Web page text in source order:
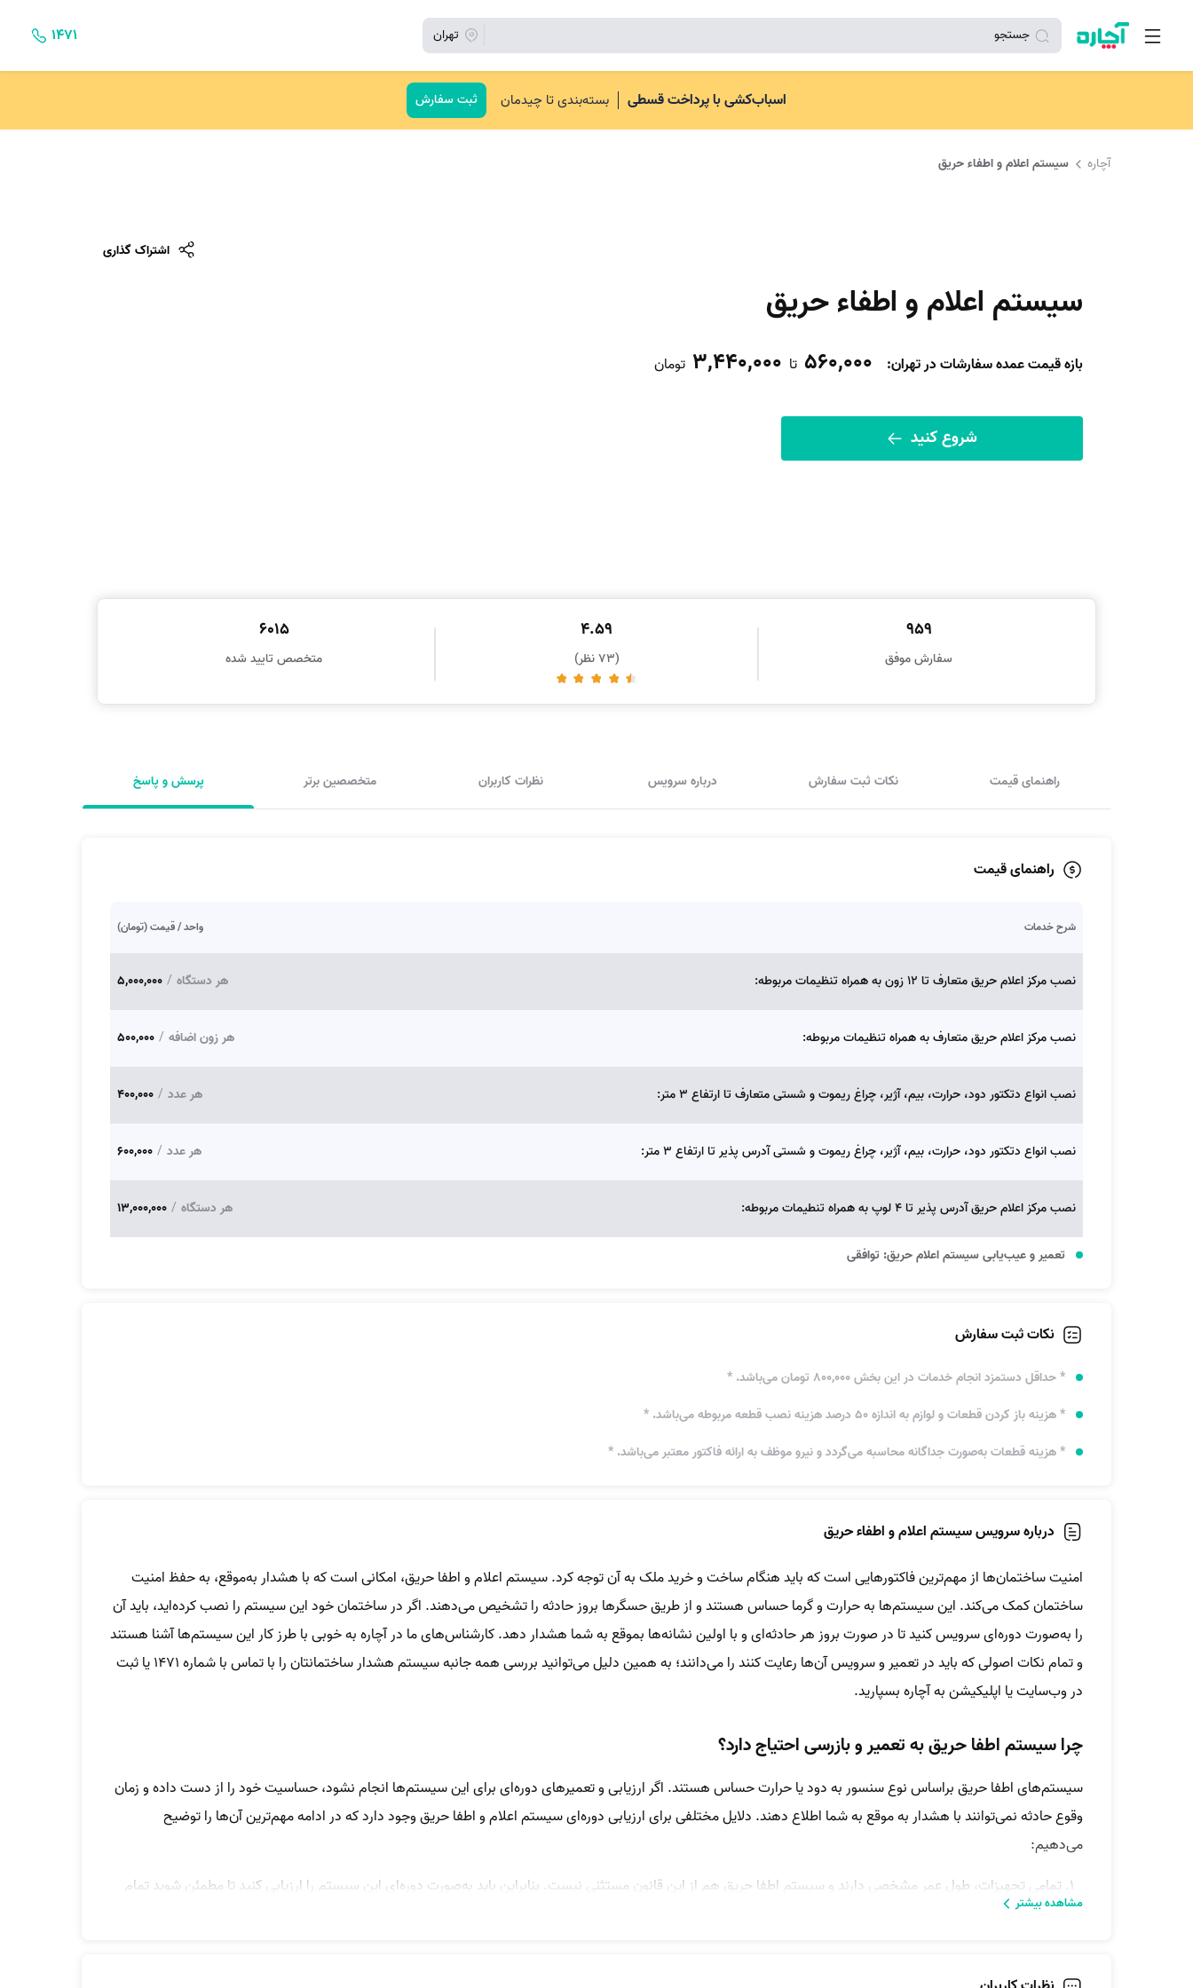
جستجو تهران ۱۴۷۱
اسباب‌کشی با پرداخت قسطی بسته‌بندی تا چیدمان ثبت سفارش
آچاره سیستم اعلام و اطفاء حریق
اشتراک گذاری
سیستم اعلام و اطفاء حریق
بازه قیمت عمده سفارشات در تهران: 560,000 تا 3,440,000 تومان
شروع کنید
959
سفارش موفق
4.59
(73 نظر)
6015
متخصص تایید شده
راهنمای قیمت نکات ثبت سفارش درباره سرویس نظرات کاربران متخصصین برتر پرسش و پاسخ
راهنمای قیمت
شرح خدمات واحد / قیمت (تومان)
نصب مرکز اعلام حریق متعارف تا 12 زون به همراه تنظیمات مربوطه: هر دستگاه /
5,000,000
نصب مرکز اعلام حریق متعارف به همراه تنظیمات مربوطه: هر زون اضافه /
500,000
نصب انواع دتکتور دود، حرارت، بیم، آژیر، چراغ ریموت و شستی متعارف تا ارتفاع 3 متر: هر عدد /
400,000
نصب انواع دتکتور دود، حرارت، بیم، آژیر، چراغ ریموت و شستی آدرس پذیر تا ارتفاع 3 متر: هر عدد /
600,000
نصب مرکز اعلام حریق آدرس پذیر تا 4 لوپ به همراه تنطیمات مربوطه: هر دستگاه /
13,000,000
تعمیر و عیب‌یابی سیستم اعلام حریق: توافقی
نکات ثبت سفارش
* حداقل دستمزد انجام خدمات در این بخش 800,000 تومان می‌باشد. *
* هزینه باز کردن قطعات و لوازم به اندازه 50 درصد هزینه نصب قطعه مربوطه می‌باشد. *
* هزینه قطعات به‌صورت جداگانه محاسبه می‌گردد و نیرو موظف به ارائه فاکتور معتبر می‌باشد. *
درباره سرویس سیستم اعلام و اطفاء حریق
امنیت ساختمان‌ها از مهم‌ترین فاکتورهایی است که باید هنگام ساخت و خرید ملک به آن توجه کرد. سیستم اعلام و اطفا حریق، امکانی است که با هشدار به‌موقع، به حفظ امنیت
ساختمان کمک می‌کند. این سیستم‌ها به حرارت و گرما حساس هستند و از طریق حسگرها بروز حادثه را تشخیص می‌دهند. اگر در ساختمان خود این سیستم‌ را نصب کرده‌اید، باید آن
را به‌صورت دوره‌ای سرویس کنید تا در صورت بروز هر حادثه‌ای و با اولین نشانه‌ها بموقع به شما هشدار دهد. کارشناس‌های ما در آچاره به‌ خوبی با طرز کار این سیستم‌ها آشنا هستند
و تمام نکات اصولی که باید در تعمیر و سرویس آن‌ها رعایت کنند را می‌دانند؛ به همین دلیل می‌توانید بررسی همه جانبه سیستم هشدار ساختمانتان را با تماس با شماره 1471 یا ثبت
در وب‌سایت یا اپلیکیشن به آچاره بسپارید.
چرا سیستم اطفا حریق به تعمیر و بازرسی احتیاج دارد؟
سیستم‌های اطفا حریق براساس نوع سنسور به دود یا حرارت حساس هستند. اگر ارزیابی و تعمیرهای دوره‌ای برای این سیستم‌ها انجام نشود، حساسیت خود را از دست داده و زمان
وقوع حادثه نمی‌توانند با هشدار به موقع به شما اطلاع دهند. دلایل مختلفی برای ارزیابی دوره‌ای سیستم اعلام و اطفا حریق وجود دارد که در ادامه مهم‌ترین آن‌ها را توضیح
می‌دهیم:
تمامی تجهیزات، طول عمر مشخصی دارند و سیستم اطفا حریق هم از این قانون مستثنی نیست. بنابراین باید به‌صورت دوره‌ای این سیستم را ارزیابی کنید تا مطمئن شوید تمام
قسمت‌های آن سالم هستند و نیازی به تعویض یا تعمیر ندارند. مثلا سیستم‌های تشخیص دود به مرور زمان بر اثر تجمع گرد‌وغبار ممکن است، میزان حساسیت خود را نسبت به
مشاهده بیشتر